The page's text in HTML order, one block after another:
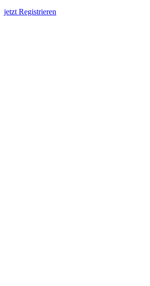
jetzt Registrieren